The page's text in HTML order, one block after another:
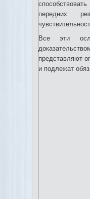
передних
Все эти
представляют
и подлежат